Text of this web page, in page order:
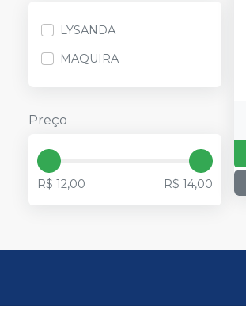
LYSANDA
MAQUIRA
Preço
R$ 12,00 R$ 14,00